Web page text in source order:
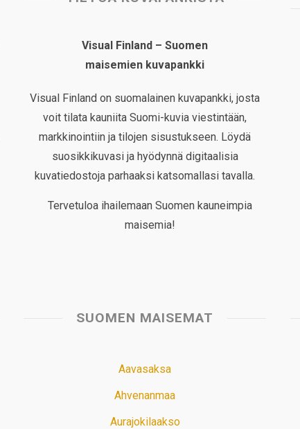
Visual Finland – Suomen
maisemien kuvapankki
Visual Finland on suomalainen kuvapankki, josta
voit tilata kauniita Suomi-kuvia viestintään,
markkinointiin ja tilojen sisustukseen. Löydä
suosikkikuvasi ja hyödynnä digitaalisia
kuvatiedostoja parhaaksi katsomallasi tavalla.
Tervetuloa ihailemaan Suomen kauneimpia
maisemia!
SUOMEN MAISEMAT
Aavasaksa
Ahvenanmaa
Aurajokilaakso